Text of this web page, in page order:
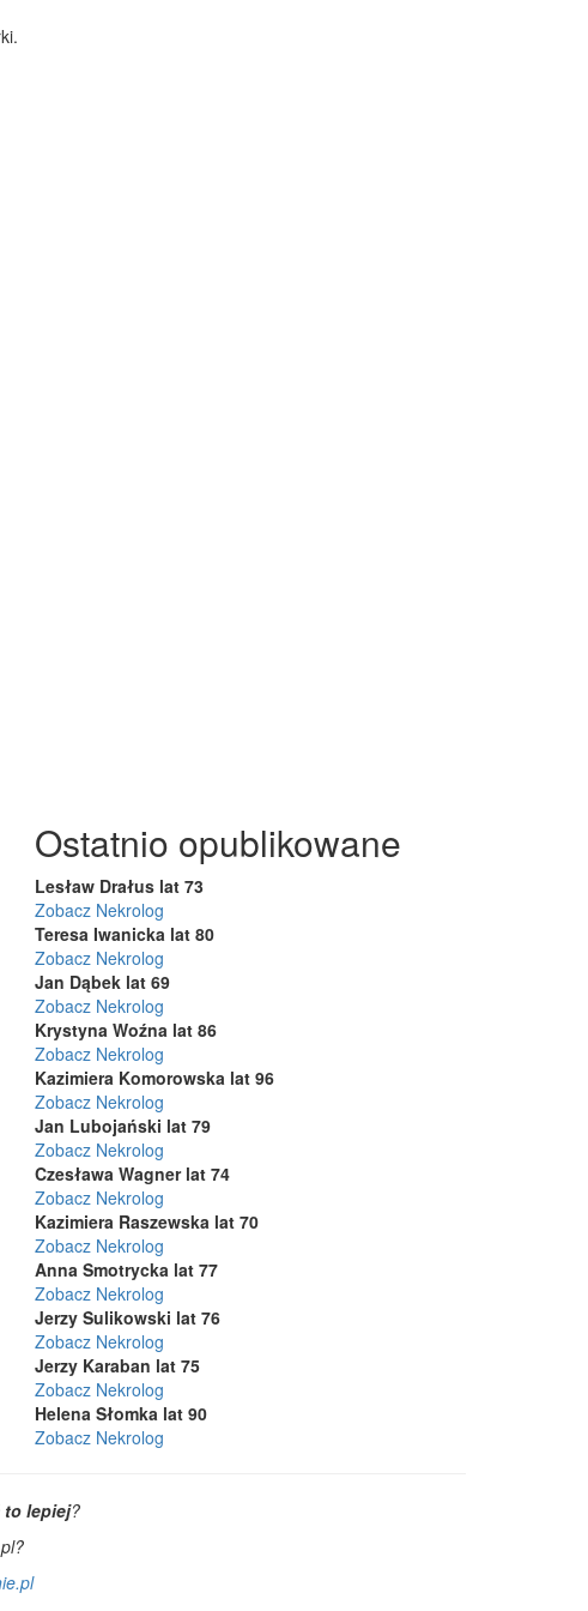
Ostatnio opublikowane
Lesław Drałus lat 73
Zobacz Nekrolog
Teresa Iwanicka lat 80
Zobacz Nekrolog
Jan Dąbek lat 69
Zobacz Nekrolog
Krystyna Woźna lat 86
Zobacz Nekrolog
Kazimiera Komorowska lat 96
Zobacz Nekrolog
Jan Lubojański lat 79
Zobacz Nekrolog
Czesława Wagner lat 74
Zobacz Nekrolog
Kazimiera Raszewska lat 70
Zobacz Nekrolog
Anna Smotrycka lat 77
Zobacz Nekrolog
Jerzy Sulikowski lat 76
Zobacz Nekrolog
Jerzy Karaban lat 75
Zobacz Nekrolog
Helena Słomka lat 90
Zobacz Nekrolog
to lepiej?